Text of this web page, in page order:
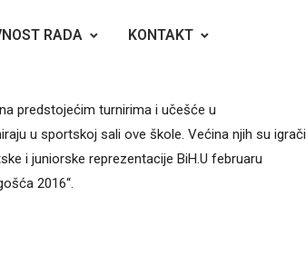
RADA KONTAKT
predstojećim turnirima i učešće u
u sportskoj sali ove škole. Većina njih su igrači
i juniorske reprezentacije BiH.U februaru
2016“.